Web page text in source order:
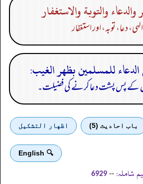
والتوبة والاستغفار
دعا، توبہ، اور استغفار
کے پس پشت دعا کرنے کی فضیلت۔
باب احادیث (5) اظهار التشكيل
🔍 English
شاملہ: --
6929